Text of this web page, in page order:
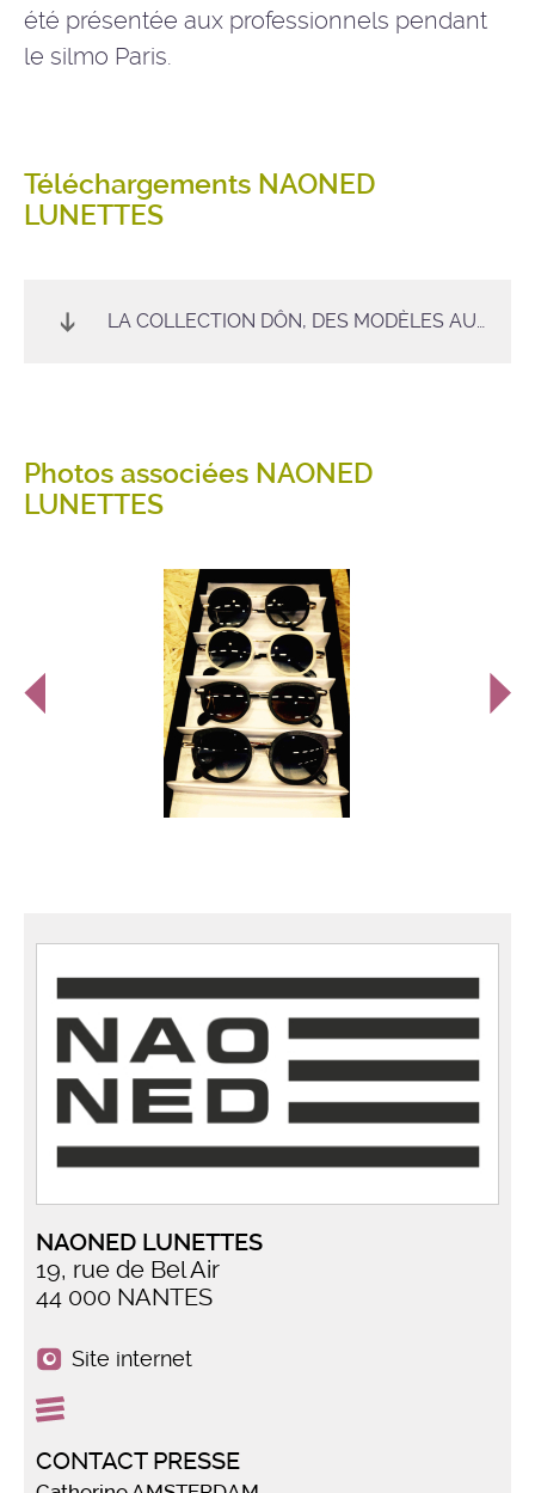
été présentée aux professionnels pendant
le silmo Paris.
Téléchargements NAONED
LUNETTES
LA COLLECTION DÔN, DES MODÈLES AUSSI ÉLÉGANTS QU’ÉCOLO.
Photos associées NAONED
LUNETTES
NAONED LUNETTES
19, rue de Bel Air
44 000 NANTES
Site internet
CONTACT PRESSE